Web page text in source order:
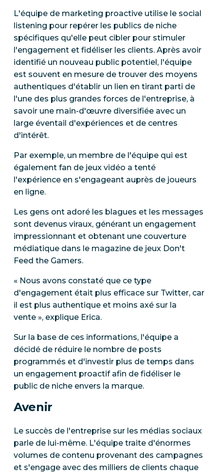
L'équipe de marketing proactive utilise le social
listening pour repérer les publics de niche
spécifiques qu'elle peut cibler pour stimuler
l'engagement et fidéliser les clients. Après avoir
identifié un nouveau public potentiel, l'équipe
est souvent en mesure de trouver des moyens
authentiques d'établir un lien en tirant parti de
l'une des plus grandes forces de l'entreprise, à
savoir une main-d'œuvre diversifiée avec un
large éventail d'expériences et de centres
d'intérêt.
Par exemple, un membre de l'équipe qui est
également fan de jeux vidéo a tenté
l'expérience en s'engageant auprès de joueurs
en ligne.
Les gens ont adoré les blagues et les messages
sont devenus viraux, générant un engagement
impressionnant et obtenant une couverture
médiatique dans le magazine de jeux Don't
Feed the Gamers.
« Nous avons constaté que ce type
d'engagement était plus efficace sur Twitter, car
il est plus authentique et moins axé sur la
vente », explique Erica.
Sur la base de ces informations, l'équipe a
décidé de réduire le nombre de posts
programmés et d'investir plus de temps dans
un engagement proactif afin de fidéliser le
public de niche envers la marque.
Avenir
Le succès de l'entreprise sur les médias sociaux
parle de lui-même. L'équipe traite d'énormes
volumes de contenu provenant des campagnes
et s'engage avec des milliers de clients chaque